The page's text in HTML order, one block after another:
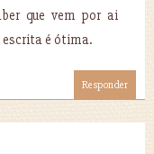
que vem por ai
escrita é ótima.
Responder